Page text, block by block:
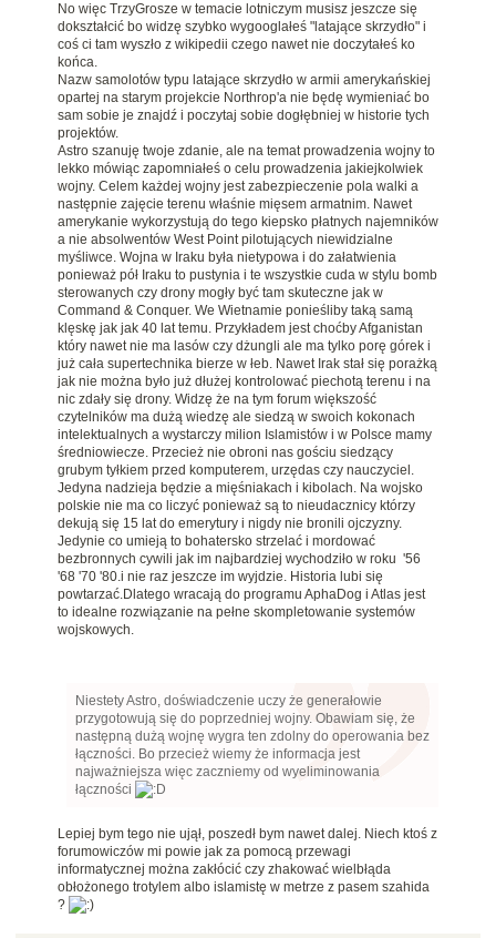
No więc TrzyGrosze w temacie lotniczym musisz jeszcze się
dokształcić bo widzę szybko wygooglałeś "latające skrzydło" i
coś ci tam wyszło z wikipedii czego nawet nie doczytałeś ko
końca.
Nazw samolotów typu latające skrzydło w armii amerykańskiej
opartej na starym projekcie Northrop'a nie będę wymieniać bo
sam sobie je znajdź i poczytaj sobie dogłębniej w historie tych
projektów.
Astro szanuję twoje zdanie, ale na temat prowadzenia wojny to
lekko mówiąc zapomniałeś o celu prowadzenia jakiejkolwiek
wojny. Celem każdej wojny jest zabezpieczenie pola walki a
następnie zajęcie terenu właśnie mięsem armatnim. Nawet
amerykanie wykorzystują do tego kiepsko płatnych najemników
a nie absolwentów West Point pilotujących niewidzialne
myśliwce. Wojna w Iraku była nietypowa i do załatwienia
ponieważ pół Iraku to pustynia i te wszystkie cuda w stylu bomb
sterowanych czy drony mogły być tam skuteczne jak w
Command & Conquer. We Wietnamie ponieśliby taką samą
klęskę jak jak 40 lat temu. Przykładem jest choćby Afganistan
który nawet nie ma lasów czy dżungli ale ma tylko porę górek i
już cała supertechnika bierze w łeb. Nawet Irak stał się porażką
jak nie można było już dłużej kontrolować piechotą terenu i na
nic zdały się drony. Widzę że na tym forum większość
czytelników ma dużą wiedzę ale siedzą w swoich kokonach
intelektualnych a wystarczy milion Islamistów i w Polsce mamy
średniowiecze. Przecież nie obroni nas gościu siedzący
grubym tyłkiem przed komputerem, urzędas czy nauczyciel.
Jedyna nadzieja będzie a mięśniakach i kibolach. Na wojsko
polskie nie ma co liczyć ponieważ są to nieudacznicy którzy
dekują się 15 lat do emerytury i nigdy nie bronili ojczyzny.
Jedynie co umieją to bohatersko strzelać i mordować
bezbronnych cywili jak im najbardziej wychodziło w roku '56
'68 '70 '80.i nie raz jeszcze im wyjdzie. Historia lubi się
powtarzać.Dlatego wracają do programu AphaDog i Atlas jest
to idealne rozwiązanie na pełne skompletowanie systemów
wojskowych.
Niestety Astro, doświadczenie uczy że generałowie
przygotowują się do poprzedniej wojny. Obawiam się, że
następną dużą wojnę wygra ten zdolny do operowania bez
łączności. Bo przecież wiemy że informacja jest
najważniejsza więc zaczniemy od wyeliminowania
łączności
Lepiej bym tego nie ujął, poszedł bym nawet dalej. Niech ktoś z
forumowiczów mi powie jak za pomocą przewagi
informatycznej można zakłócić czy zhakować wielbłąda
obłożonego trotylem albo islamistę w metrze z pasem szahida
?